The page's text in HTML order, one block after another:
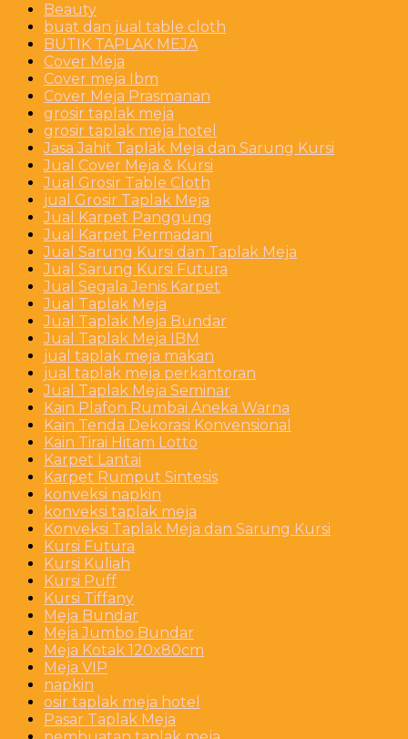
Beauty
buat dan jual table cloth
BUTIK TAPLAK MEJA
Cover Meja
Cover meja Ibm
Cover Meja Prasmanan
grosir taplak meja
grosir taplak meja hotel
Jasa Jahit Taplak Meja dan Sarung Kursi
Jual Cover Meja & Kursi
Jual Grosir Table Cloth
jual Grosir Taplak Meja
Jual Karpet Panggung
Jual Karpet Permadani
Jual Sarung Kursi dan Taplak Meja
Jual Sarung Kursi Futura
Jual Segala Jenis Karpet
Jual Taplak Meja
Jual Taplak Meja Bundar
Jual Taplak Meja IBM
jual taplak meja makan
jual taplak meja perkantoran
Jual Taplak Meja Seminar
Kain Plafon Rumbai Aneka Warna
Kain Tenda Dekorasi Konvensional
Kain Tirai Hitam Lotto
Karpet Lantai
Karpet Rumput Sintesis
konveksi napkin
konveksi taplak meja
Konveksi Taplak Meja dan Sarung Kursi
Kursi Futura
Kursi Kuliah
Kursi Puff
Kursi Tiffany
Meja Bundar
Meja Jumbo Bundar
Meja Kotak 120x80cm
Meja VIP
napkin
osir taplak meja hotel
Pasar Taplak Meja